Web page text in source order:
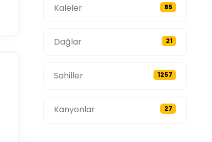
Kaleler 85
Dağlar 21
Sahiller 1257
Kanyonlar 27